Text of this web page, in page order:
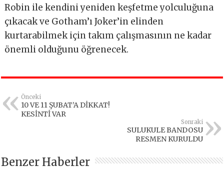
Robin ile kendini yeniden keşfetme yolculuğuna
çıkacak ve Gotham’ı Joker’in elinden
kurtarabilmek için takım çalışmasının ne kadar
önemli olduğunu öğrenecek.
Önceki
10 VE 11 ŞUBAT’A DİKKAT!
KESİNTİ VAR
Sonraki
SULUKULE BANDOSU
RESMEN KURULDU
Benzer Haberler